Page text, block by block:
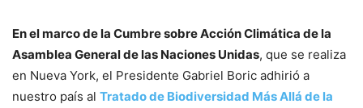
En el marco de la Cumbre sobre Acción Climática de la
Asamblea General de las Naciones Unidas, que se realiza
en Nueva York, el Presidente Gabriel Boric adhirió a
nuestro país al Tratado de Biodiversidad Más Allá de la